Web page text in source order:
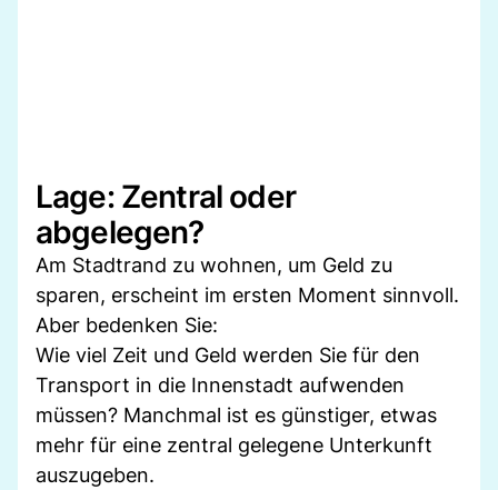
Lage: Zentral oder
abgelegen?
Am Stadtrand zu wohnen, um Geld zu
sparen, erscheint im ersten Moment sinnvoll.
Aber bedenken Sie:
Wie viel Zeit und Geld werden Sie für den
Transport in die Innenstadt aufwenden
müssen? Manchmal ist es günstiger, etwas
mehr für eine zentral gelegene Unterkunft
auszugeben.